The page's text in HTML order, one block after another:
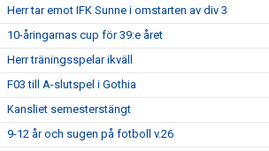
Herr tar emot IFK Sunne i omstarten av div 3
10-åringarnas cup för 39:e året
Herr träningsspelar ikväll
F03 till A-slutspel i Gothia
Kansliet semesterstängt
9-12 år och sugen på fotboll v.26